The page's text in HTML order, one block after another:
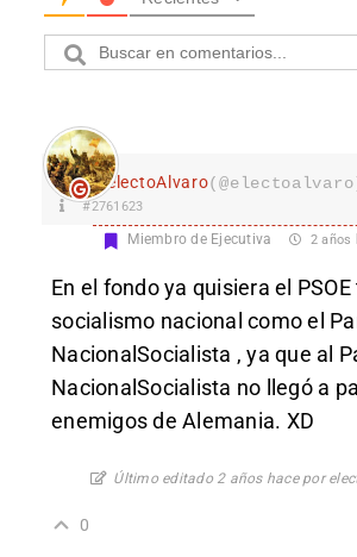
electoAlvaro
#2761623
Miembro de Ejecutiva 2 años
En el fondo ya quisiera el
socialismo nacional como el
NacionalSocialista , ya que al
NacionalSocialista no llegó a
enemigos de Alemania. XD
Último editado 2 años hace por
0